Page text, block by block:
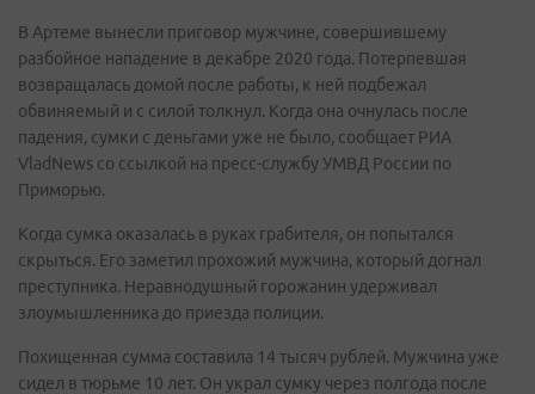
В Артеме вынесли приговор мужчине, совершившему
разбойное нападение в декабре 2020 года. Потерпевшая
возвращалась домой после работы, к ней подбежал
обвиняемый и с силой толкнул. Когда она очнулась после
падения, сумки с деньгами уже не было, сообщает РИА
VladNews со ссылкой на пресс-службу УМВД России по
Приморью.
Когда сумка оказалась в руках грабителя, он попытался
скрыться. Его заметил прохожий мужчина, который догнал
преступника. Неравнодушный горожанин удерживал
злоумышленника до приезда полиции.
Похищенная сумма составила 14 тысяч рублей. Мужчина уже
сидел в тюрьме 10 лет. Он украл сумку через полгода после